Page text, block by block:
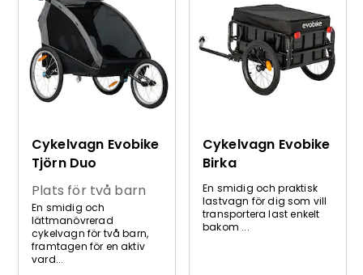
Cykelvagn Evobike
Tjörn Duo
Plats för två barn
En smidig och
lättmanövrerad
cykelvagn för två barn,
framtagen för en aktiv
vard...
Cykelvagn Evobike
Birka
En smidig och praktisk
lastvagn för dig som vill
transportera last enkelt
bakom ...